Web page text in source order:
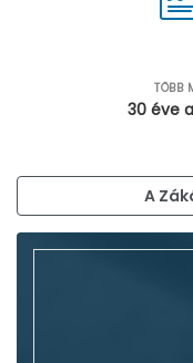
TÖBB
30 éve
A